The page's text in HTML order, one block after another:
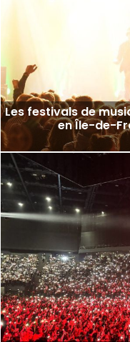
Les festivals de
en Île-de-